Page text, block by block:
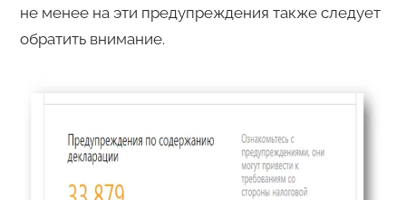
не менее на эти предупреждения также следует
обратить внимание.